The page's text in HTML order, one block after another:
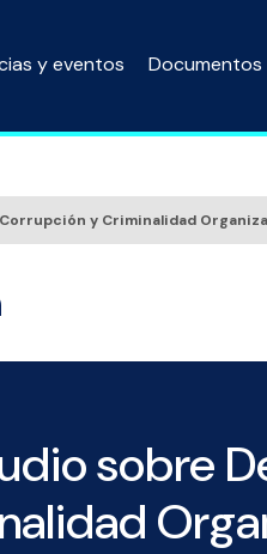
y eventos Documentos
y Criminalidad
sobre